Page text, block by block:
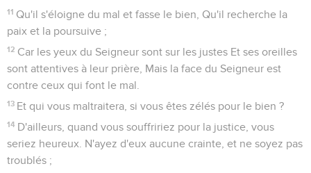
11 Qu'il s'éloigne du mal et fasse le bien, Qu'il recherche la
paix et la poursuive ;
12 Car les yeux du Seigneur sont sur les justes Et ses oreilles
sont attentives à leur prière, Mais la face du Seigneur est
contre ceux qui font le mal.
13 Et qui vous maltraitera, si vous êtes zélés pour le bien ?
14 D'ailleurs, quand vous souffririez pour la justice, vous
seriez heureux. N'ayez d'eux aucune crainte, et ne soyez pas
troublés ;